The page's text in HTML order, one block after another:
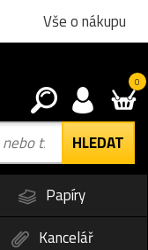
Vše o nákupu
0
Papíry
Kancelář